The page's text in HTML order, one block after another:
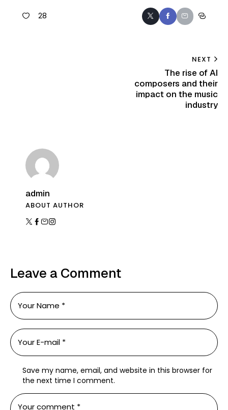
28
NEXT
The rise of AI
composers and their
impact on the music
industry
admin
ABOUT AUTHOR
Leave a Comment
Save my name, email, and website in this browser for
the next time I comment.